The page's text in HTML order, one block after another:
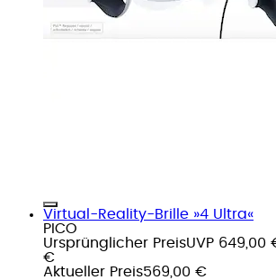
Virtual-Reality-Brille »4 Ultra«
PICO
Ursprünglicher PreisUVP 649,00
€
Aktueller Preis569,00 €